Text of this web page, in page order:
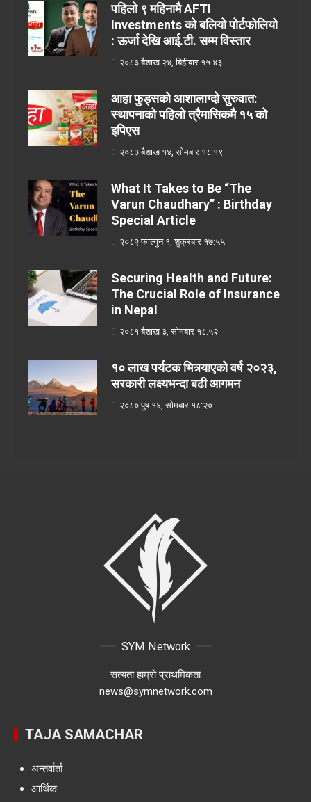
पहिलो ९ महिनामै AFTI
Investments को बलियो पोर्टफोलियो
: ऊर्जा देखि आई.टी. सम्म विस्तार
२०८३ बैशाख २४, बिहीबार १५:४३
आहा फुड्सको आशालाग्दो सुरुवात:
स्थापनाको पहिलो त्रैमासिकमै १५ को
इपिएस
२०८३ बैशाख १४, सोमबार १८:१९
What It Takes to Be “The
Varun Chaudhary” : Birthday
Special Article
२०८२ फाल्गुन १, शुक्रबार १७:५५
Securing Health and Future:
The Crucial Role of Insurance
in Nepal
२०८१ बैशाख ३, सोमबार १८:५२
१० लाख पर्यटक भित्र्याएको वर्ष २०२३,
सरकारी लक्ष्यभन्दा बढी आगमन
२०८० पुष १६, सोमबार १८:२०
SYM Network
सत्यता हाम्रो प्राथमिकता
news@symnetwork.com
TAJA SAMACHAR
अन्तर्वार्ता
आर्थिक